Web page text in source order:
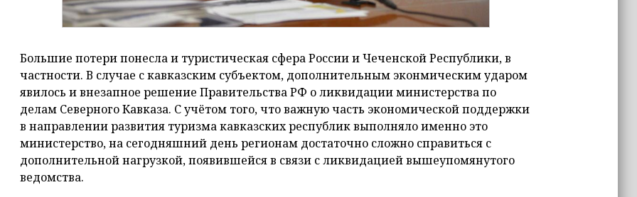
Большие потери понесла и туристическая сфера России и Чеченской Республики, в
частности. В случае с кавказским субъектом, дополнительным эконмическим ударом
явилось и внезапное решение Правительства РФ о ликвидации министерства по
делам Северного Кавказа. С учётом того, что важную часть экономической поддержки
в направлении развития туризма кавказских республик выполняло именно это
министерство, на сегодняшний день регионам достаточно сложно справиться с
дополнительной нагрузкой, появившейся в связи с ликвидацией вышеупомянутого
ведомства.